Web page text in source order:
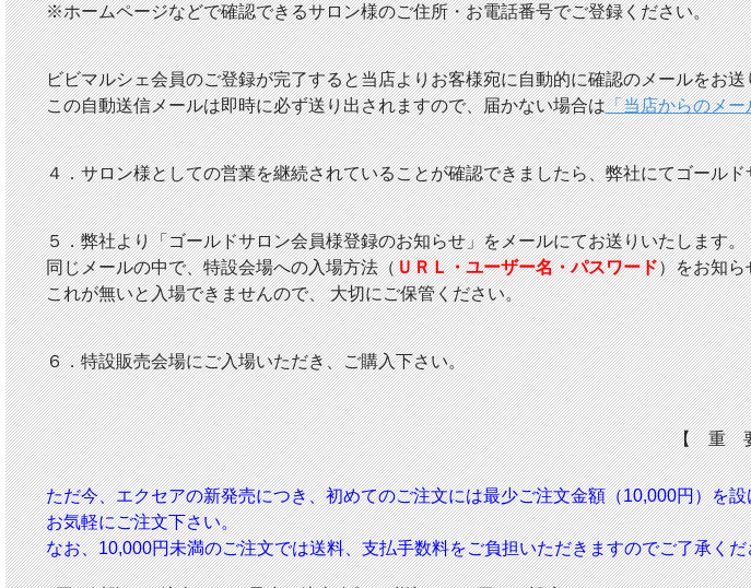
※ホームページなどで確認できるサロン様のご住所・お電話番号でご登録ください。
ビビマルシェ会員のご登録が完了すると当店よりお客様宛に自動的に確認のメールをお
この自動送信メールは即時に必ず送り出されますので、届かない場合は「当店からのメ
４．サロン様としての営業を継続されていることが確認できましたら、弊社にてゴール
５．弊社より「ゴールドサロン会員様登録のお知らせ」をメールにてお送りいたします。
同じメールの中で、特設会場への入場方法（ＵＲＬ・ユーザー名・パスワード）をお知ら
これが無いと入場できませんので、 大切にご保管ください。
６．特設販売会場にご入場いただき、ご購入下さい。
【 重
ただ今、エクセアの新発売につき、初めてのご注文には最少ご注文金額（10,000円）を
お気軽にご注文下さい。
なお、10,000円未満のご注文では送料、支払手数料をご負担いただきますのでご了承くだ